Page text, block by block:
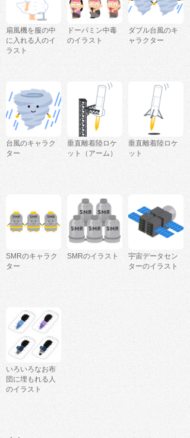
扇風機を服の中
に入れる人のイ
ラスト
ドーパミン中毒
のイラスト
ダブル台風のキ
ャラクター
台風のキャラク
ター
垂直離着陸ロケ
ット（アーム）
垂直離着陸ロケ
ット
SMRのキャラク
ター
SMRのイラスト
宇宙データセン
ターのイラスト
いろいろなお布
団に埋もれる人
のイラスト